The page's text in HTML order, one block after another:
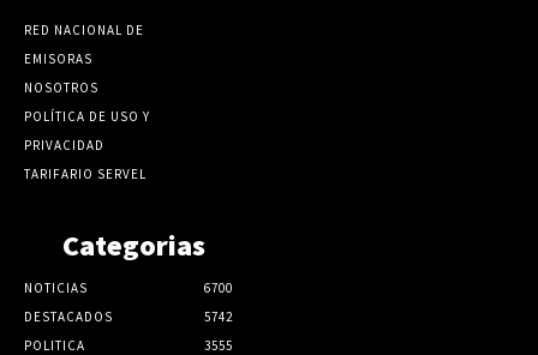
RED NACIONAL DE
EMISORAS
NOSOTROS
POLÍTICA DE USO Y
PRIVACIDAD
TARIFARIO SERVEL
Categorias
NOTICIAS
6700
DESTACADOS
5742
POLITICA
3555